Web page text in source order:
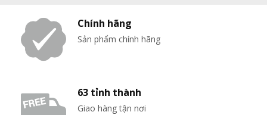
Chính hãng
Sản phẩm chính hãng
63 tỉnh thành
Giao hàng tận nơi